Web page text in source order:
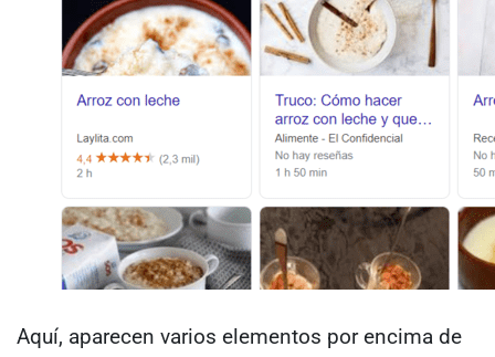
Aquí, aparecen varios elementos por encima de